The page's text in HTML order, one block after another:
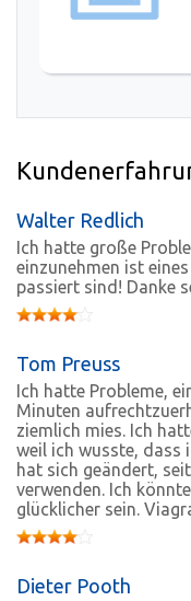
Walter Redlich
Ich hatte große
einzunehmen ist
passiert sind! Danke
Tom Preuss
Ich hatte Probleme,
Minuten
ziemlich mies. Ich
weil ich wusste, dass
hat sich geändert,
verwenden. Ich
glücklicher sein.
Dieter Pooth